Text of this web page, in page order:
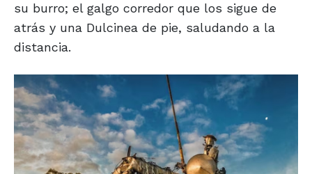
su burro; el galgo corredor que los sigue de
atrás y una Dulcinea de pie, saludando a la
distancia.